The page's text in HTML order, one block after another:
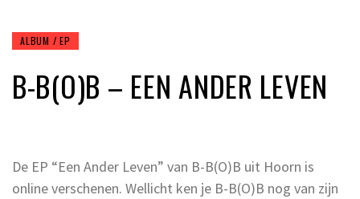
ALBUM / EP
B-B(O)B – EEN ANDER LEVEN
De EP “Een Ander Leven” van B-B(O)B uit Hoorn is
online verschenen. Wellicht ken je B-B(O)B nog van zijn